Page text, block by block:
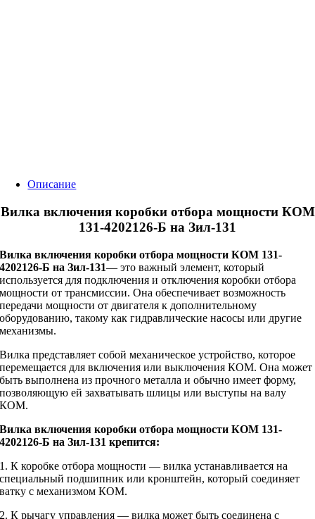
Описание
Вилка включения коробки отбора мощности КОМ
131-4202126-Б на Зил-131
Вилка включения коробки отбора мощности КОМ 131-
4202126-Б на Зил-131— это важный элемент, который
используется для подключения и отключения коробки отбора
мощности от трансмиссии. Она обеспечивает возможность
передачи мощности от двигателя к дополнительному
оборудованию, такому как гидравлические насосы или другие
механизмы.
Вилка представляет собой механическое устройство, которое
перемещается для включения или выключения КОМ. Она может
быть выполнена из прочного металла и обычно имеет форму,
позволяющую ей захватывать шлицы или выступы на валу
КОМ.
Вилка включения коробки отбора мощности КОМ 131-
4202126-Б на Зил-131 крепится:
1. К коробке отбора мощности — вилка устанавливается на
специальный подшипник или кронштейн, который соединяет
ватку с механизмом КОМ.
2. К рычагу управления — вилка может быть соединена с